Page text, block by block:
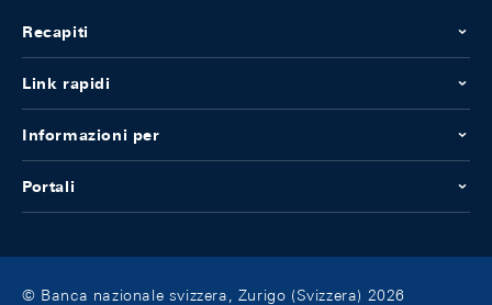
Recapiti
Link rapidi
Informazioni per
Portali
© Banca nazionale svizzera, Zurigo (Svizzera) 2026